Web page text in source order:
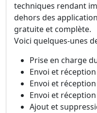
techniques rendant
dehors des
gratuite et complète.
Voici quelques-unes
Prise en charge
Envoi et
Envoi et
Envoi et
Ajout et